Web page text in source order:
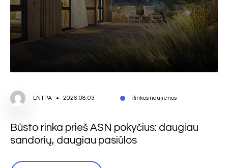
LNTPA 2026.08.03 Rinkos naujienos
Būsto rinka prieš ASN pokyčius: daugiau
sandorių, daugiau pasiūlos